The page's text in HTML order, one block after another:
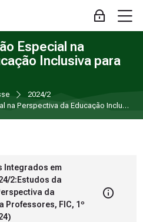
Acessar
Especial na
Inclusiva para
2024/2
Estudos da Educação Especial na Perspectiva da Educação Inclusiva para Professores
Integrados em
2:Estudos da
da
Professores, FIC, 1º